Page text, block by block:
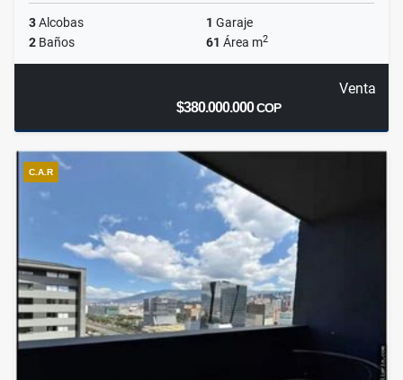
3Alcobas 1 Garaje
2 Baños 61 Área m2
Venta
$380.000.000COP
C.A.R